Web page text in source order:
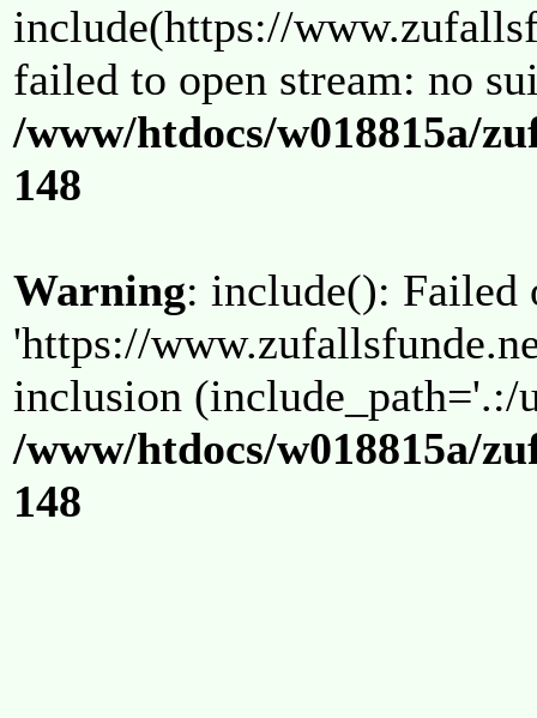
include(https://
failed to open stream: no
/www/htdocs/w018815a/
148
Warning: include(): Failed
'https://
inclusion (include_path='.:/
/www/htdocs/w018815a/
148